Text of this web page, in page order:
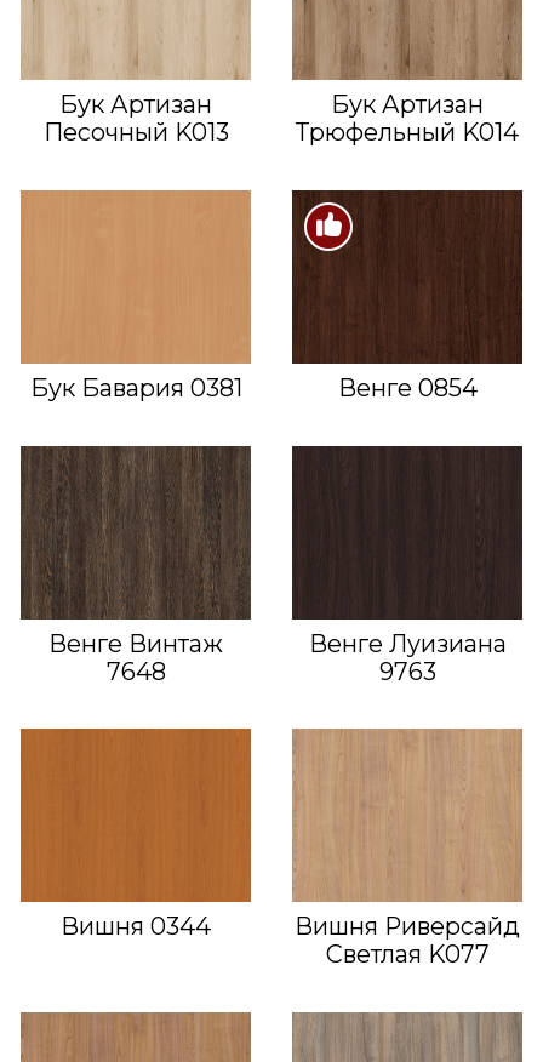
Бук Артизан
Песочный K013
Бук Артизан
Трюфельный K014
Бук Бавария 0381 Венге 0854
Венге Винтаж
7648
Венге Луизиана
9763
Вишня 0344
Вишня Риверсайд
Светлая K077